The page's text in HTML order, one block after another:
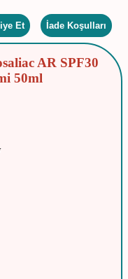
Et İade Koşulları
AR SPF30
50ml